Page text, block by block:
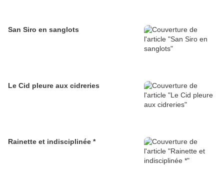
San Siro en sanglots
Le Cid pleure aux cidreries
Rainette et indisciplinée *